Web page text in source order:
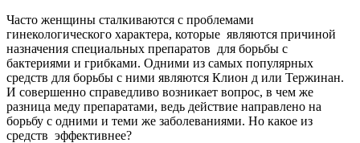
Часто женщины сталкиваются с проблемами
гинекологического характера, которые являются причиной
назначения специальных препаратов для борьбы с
бактериями и грибками. Одними из самых популярных
средств для борьбы с ними являются Клион д или Тержинан.
И совершенно справедливо возникает вопрос, в чем же
разница меду препаратами, ведь действие направлено на
борьбу с одними и теми же заболеваниями. Но какое из
средств эффективнее?